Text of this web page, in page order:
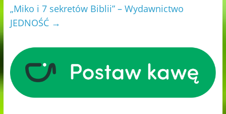
„Miko i 7 sekretów Biblii” – Wydawnictwo
JEDNOŚĆ →